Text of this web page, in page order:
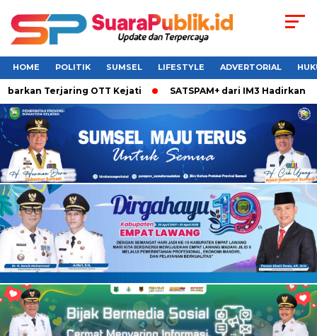
HOME POLITIK SUMSEL LIFESTYLE ADVERTORIAL
Terjaring OTT Kejati SATSPAM+ dari IM3 Hadirkan